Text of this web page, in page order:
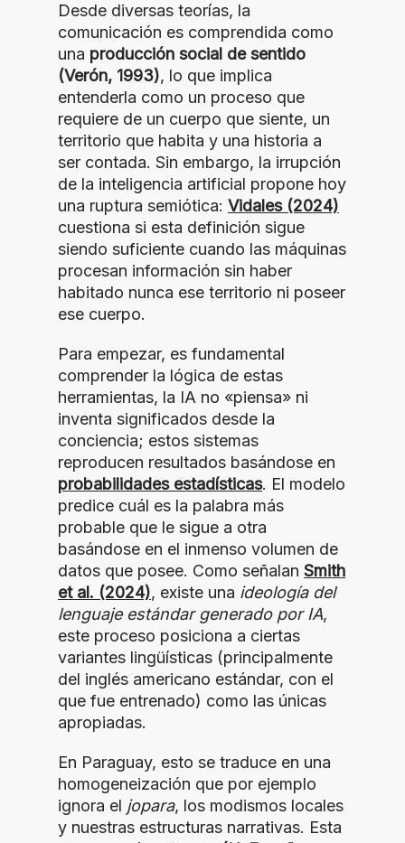
Desde diversas teorías, la
comunicación es comprendida como
una producción social de sentido
(Verón, 1993), lo que implica
entenderla como un proceso que
requiere de un cuerpo que siente, un
territorio que habita y una historia a
ser contada. Sin embargo, la irrupción
de la inteligencia artificial propone hoy
una ruptura semiótica: Vidales (2024)
cuestiona si esta definición sigue
siendo suficiente cuando las máquinas
procesan información sin haber
habitado nunca ese territorio ni poseer
ese cuerpo.
Para empezar, es fundamental
comprender la lógica de estas
herramientas, la IA no «piensa» ni
inventa significados desde la
conciencia; estos sistemas
reproducen resultados basándose en
probabilidades estadísticas. El modelo
predice cuál es la palabra más
probable que le sigue a otra
basándose en el inmenso volumen de
datos que posee. Como señalan Smith
et al. (2024), existe una ideología del
lenguaje estándar generado por IA,
este proceso posiciona a ciertas
variantes lingüísticas (principalmente
del inglés americano estándar, con el
que fue entrenado) como las únicas
apropiadas.
En Paraguay, esto se traduce en una
homogeneización que por ejemplo
ignora el jopara, los modismos locales
y nuestras estructuras narrativas. Esta